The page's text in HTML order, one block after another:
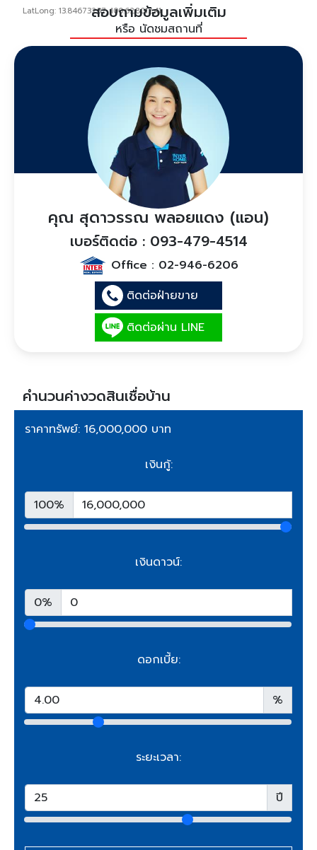
LatLong: 13.84673237, 100.62801241
สอบถามข้อมูลเพิ่มเติม
หรือ นัดชมสถานที่
คุณ สุดาวรรณ พลอยแดง (แอน)
เบอร์ติดต่อ : 093-479-4514
Office : 02-946-6206
ติดต่อฝ่ายขาย
ติดต่อผ่าน LINE
คำนวนค่างวดสินเชื่อบ้าน
ราคาทรัพย์: 16,000,000 บาท
เงินกู้:
100%
เงินดาวน์:
0%
ดอกเบี้ย:
%
ระยะเวลา:
ปี